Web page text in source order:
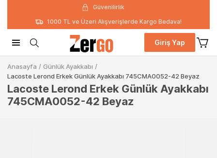
Güvenilirlik
1000 TL ve Üzeri Alışverişlerde Kargo Bedava!
Giriş Yap
Anasayfa / Günlük Ayakkabı /
Lacoste Lerond Erkek Günlük Ayakkabı 745CMA0052-42 Beyaz
Lacoste Lerond Erkek Günlük Ayakkabı
745CMA0052-42 Beyaz